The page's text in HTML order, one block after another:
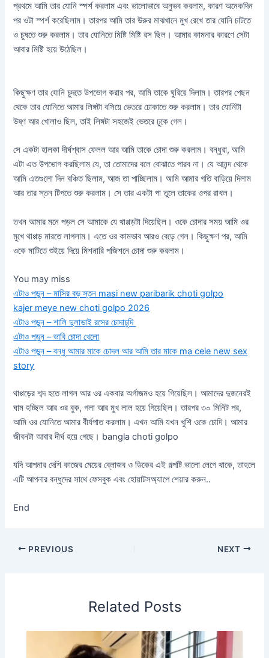
প্রথমে আমি তার যোনি স্পর্শ করলাম এবং ভালোভাবে অনুভব করলাম, কারণ অনেকদিন
পর ওটা স্পর্শ করেছিলাম। তারপর আমি তার উরুর মাঝখানে মুখ রেখে তার যোনি চাটতে
ও চুষতে শুরু করলাম। তার যোনিতে মিষ্টি মিষ্টি রস ছিল। আমার কামনার কারণে সেটা
আবার মিষ্টি হয়ে উঠেছিল।
কিছুক্ষণ তার যোনি চুদতে উপভোগ করার পর, আমি তাকে ঘুরিয়ে দিলাম। তারপর পেছন
থেকে তার যোনিতে আমার লিঙ্গটা বসিয়ে ভেতরে ঢোকাতে শুরু করলাম। তার যোনিটা
উষ্ণ আর খোলাও ছিল, তাই লিঙ্গটা সহজেই ভেতরে ঢুকে গেল।
সে একটা হালকা দীর্ঘশ্বাস ফেলল আর আমি তাকে চোদা শুরু করলাম। বন্ধুরা, আমি
এটা এত উপভোগ করছিলাম যে, তা তোমাদের বলে বোঝাতে পারব না। যে আনন্দ থেকে
আমি এতগুলো দিন বঞ্চিত ছিলাম, আজ তা পাচ্ছিলাম। আমি আমার গতি বাড়িয়ে দিলাম
আর তার স্তন টিপতে শুরু করলাম। সে তার একটা পা তুলে তাকের ওপর রাখল।
তখন আমার মনে পড়ল সে আমাকে যে থাপ্পড়টা দিয়েছিল। ওকে চোদার সময় আমি ওর
মুখে থাপ্পড় মারতে লাগলাম। এতে ওর কামভাব আরও বেড়ে গেল। কিছুক্ষণ পর, আমি
ওকে মাটিতে শুইয়ে দিয়ে মিশনারি পজিশনে চোদা শুরু করলাম।
You may miss
এটাও পড়ুন – মাসির বড় স্তন masi new paribarik choti golpo
kajer meye new choti golpo 2026
এটাও পড়ুন – শালি দুলাভাই রসের চোদাচুদি
এটাও পড়ুন – ভাবি চোদা খেলো
এটাও পড়ুন – বন্ধু আমার মাকে চোদল আর আমি তার মাকে ma cele new sex
story
থাপ্পড়ের শব্দ হতে লাগল আর ওর একবার অর্গাজমও হয়ে গিয়েছিল। আমাদের দুজনেরই
ঘাম হচ্ছিল আর ওর বুক, গলা আর মুখ লাল হয়ে গিয়েছিল। তারপর ৩০ মিনিট পর,
আমি ওর যোনিতে আমার বীর্যপাত করলাম। এখন আমি যখন খুশি ওকে চোদি। আমার
জীবনটা আবার দীর্ঘ হয়ে গেছে। bangla choti golpo
যদি আপনার দেশি কাজের মেয়ের ব্লোজব ও ডিকের এই গল্পটি ভালো লেগে থাকে, তাহলে
এটি আপনার বন্ধুদের সাথে ফেসবুক এবং হোয়াটসঅ্যাপে শেয়ার করুন..
End
PREVIOUS NEXT
Related Posts